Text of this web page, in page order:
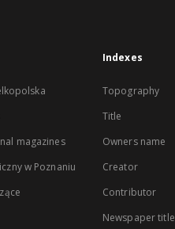
magazines
w Poznaniu
Indexes
Topography
Title
Owners name
Creator
Contributor
Newspaper title